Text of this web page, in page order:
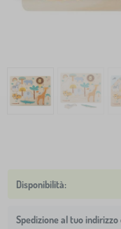
Spedizione al tuo indirizzo